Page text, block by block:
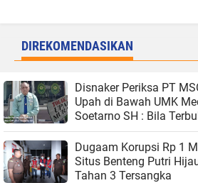
DIREKOMENDASIKAN
Disnaker Periksa PT
Upah di Bawah UMK
Soetarno SH : Bila
Hukum
Dugaam Korupsi Rp 1 M Kegiatan Penataan
Situs Benteng Putri
Tahan 3 Tersangka